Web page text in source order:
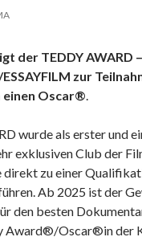
der TEDDY AWARD –
zur
Oscar®.
wurde als erster und
exklusiven Club der
direkt zu einer
Ab 2025 ist der
den besten
Award®/Oscar®in der